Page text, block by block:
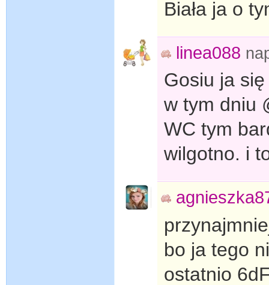
Biała ja o
linea088
Gosiu ja
w tym dniu
WC tym
wilgotno. i
bo ja tego
ostatnio